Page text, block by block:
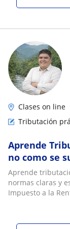
Clases on line
Tributación
Aprende
no como se
Aprende
normas claras y
Impuesto a la